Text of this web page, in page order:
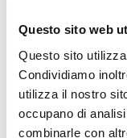
Questo sito web
Questo sito
Condividiamo
utilizza il nostro
occupano di
combinarle con
La societàGeneral
(RE), nella persona di
supportato
del sistema, ha
sul suo utilizzo e
realizzato il